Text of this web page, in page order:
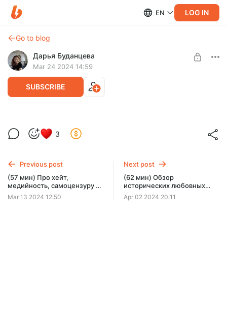
EN LOG IN
Go to blog
Дарья Буданцева
Mar 24 2024 14:59
SUBSCRIBE
(59 мин) МК вяжем ленивый свитер.
Часть 1. Горловина.
только дзен.
SUBSCRIBE
3
Previous post
(57 мин) Про хейт,
медийность, самоцензуру и
как я с этим всем
справляюсь (справляюсь
Mar 13 2024 12:50
Next post
(62 мин) Обзор
исторических любовных
романов + исторический
детектив. Много секса и
Apr 02 2024 20:11